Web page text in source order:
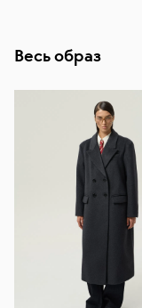
Весь образ